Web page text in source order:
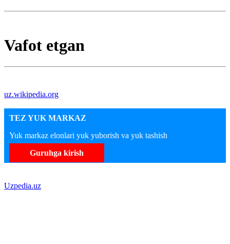
Vafot etgan
uz.wikipedia.org
TEZ YUK MARKAZ
Yuk markaz elonlari yuk yuborish va yuk tashish
Guruhga kirish
Uzpedia.uz